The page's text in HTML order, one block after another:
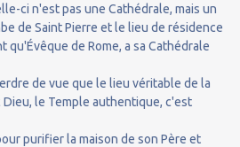
ci n'est pas une Cathédrale, mais un
de Saint Pierre et le lieu de résidence
qu'Évêque de Rome, a sa Cathédrale
de vue que le lieu véritable de la
le Temple authentique, c'est
purifier la maison de son Père et